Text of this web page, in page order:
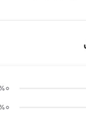
0
0